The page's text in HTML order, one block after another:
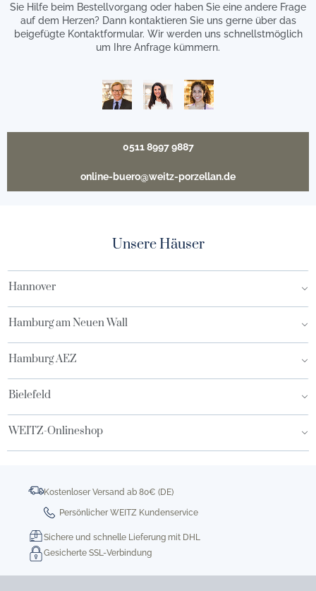
Sie Hilfe beim Bestellvorgang oder haben Sie eine andere Frage
auf dem Herzen? Dann kontaktieren Sie uns gerne über das
beigefügte Kontaktformular. Wir werden uns schnellstmöglich
um Ihre Anfrage kümmern.
0511 8997 9887
online-buero@weitz-porzellan.de
Unsere Häuser
Hannover
Hamburg am Neuen Wall
Hamburg AEZ
Bielefeld
WEITZ-Onlineshop
Kostenloser Versand ab 80€ (DE)
Persönlicher WEITZ Kundenservice
Sichere und schnelle Lieferung mit DHL
Gesicherte SSL-Verbindung